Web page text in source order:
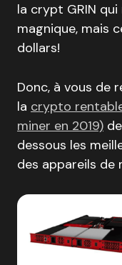
la crypt GRIN qui
magnique, mais
dollars!
Donc, à vous de
la crypto
miner en 2019)
dessous les
des appareils de